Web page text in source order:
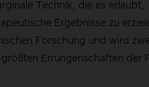
Technik, die es erlaubt,
Ergebnisse zu
Forschung und wird
Errungenschaften der